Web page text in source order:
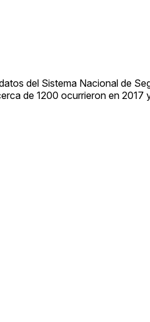
del Sistema Nacional de
de 1200 ocurrieron en 2017